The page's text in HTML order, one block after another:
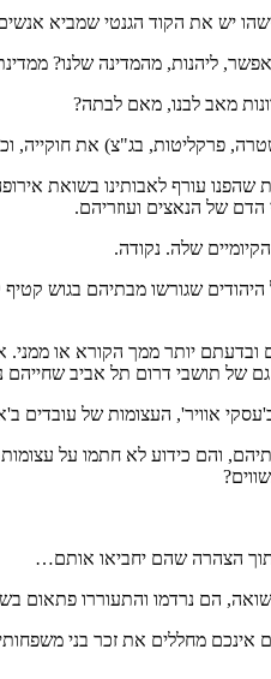
יש את הקוד הגנטי שמביא
ליהנות, מהמדינה שלנו?
מאב לבנו, מאם לבתה?
פרקליטות, בג"צ) את
עורף לאבותינו בשואת
הדם של הנאצים ועוזריהם.
שלה. נקודה.
שגורשו מבתיהם בגוש
יותר ממך הקורא או ממני.
של תושבי דרום תל אביב שחייהם
אוויר', העצומות של עובדים
והם כידוע לא חתמו על
תוך הצהרה שהם יחביאו אותם…
הם נרדמו והתעוררו פתאום בשנת
מחללים את זכר בני